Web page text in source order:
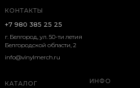
КОНТАКТЫ
г. Белгород, ул. 50-ти летия
Белгородской области, 2
КАТАЛОГ
ИНФО
+7 980 385 25 25
info@vinylmerch.ru